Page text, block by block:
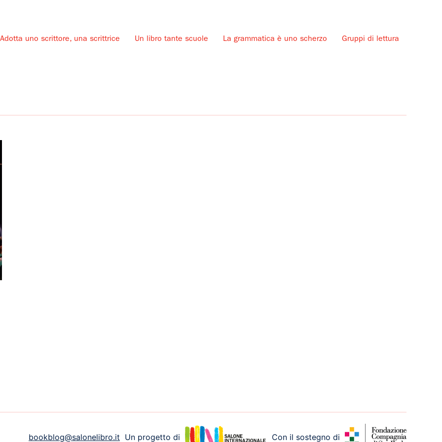
Adotta uno scrittore, una scrittrice Un libro tante scuole La grammatica è uno scherzo Gruppi di lettura
bookblog@salonelibro.it Un progetto di Con il sostegno di